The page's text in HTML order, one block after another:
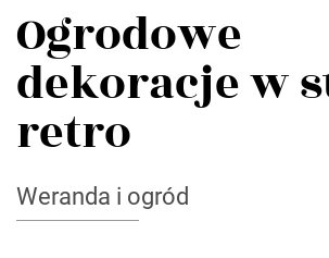
Ogrodowe
dekoracje w
retro
Weranda i ogród